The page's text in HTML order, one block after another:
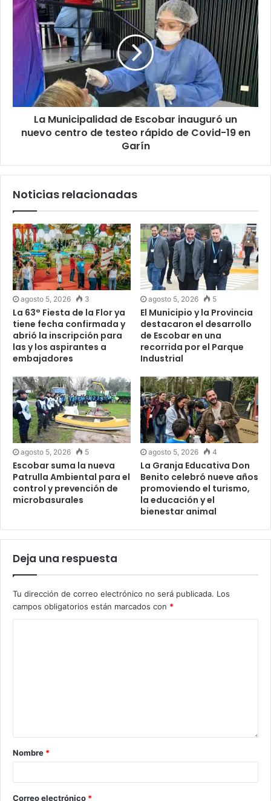
La Municipalidad de Escobar inauguró un
nuevo centro de testeo rápido de Covid-19 en
Garín
Noticias relacionadas
agosto 5, 2026 3
La 63° Fiesta de la Flor ya
tiene fecha confirmada y
abrió la inscripción para
las y los aspirantes a
embajadores
agosto 5, 2026 5
El Municipio y la Provincia
destacaron el desarrollo
de Escobar en una
recorrida por el Parque
Industrial
agosto 5, 2026 5
Escobar suma la nueva
Patrulla Ambiental para el
control y prevención de
microbasurales
agosto 5, 2026 4
La Granja Educativa Don
Benito celebró nueve años
promoviendo el turismo,
la educación y el
bienestar animal
Deja una respuesta
Tu dirección de correo electrónico no será publicada. Los
campos obligatorios están marcados con *
Nombre *
Correo electrónico *